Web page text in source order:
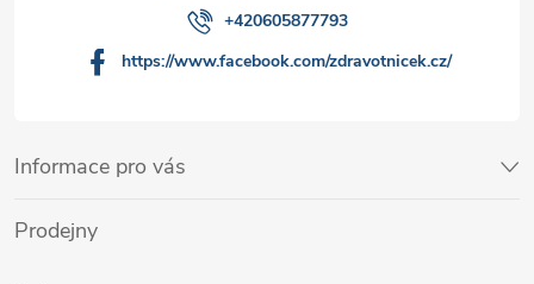
Informace pro vás
Prodejny
+420605877793
https://www.facebook.com/zdravotnicek.cz/